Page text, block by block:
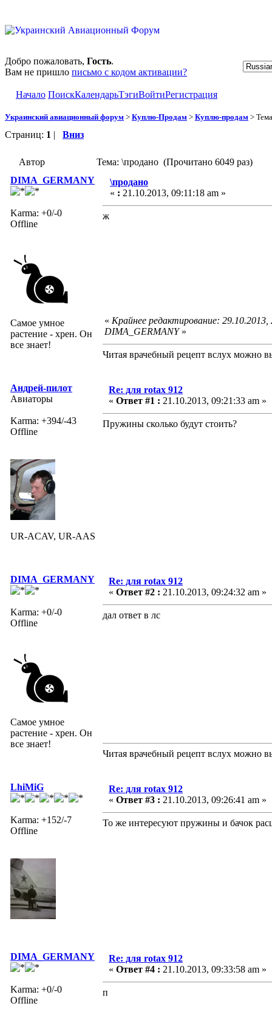
Добро пожаловать, Гость.
Вам не пришло письмо с кодом активации?
Начало ПоискКалендарьТэгиВойтиРегистрация
Украинский авиационный форум > Куплю-Продам > Куплю-продам >
Страниц: 1 | Вниз
Автор
Тема: \продано (Прочитано 6049 раз)
DIMA_GERMANY
Karma: +0/-0
Offline
Самое умное
растение - хрен. Он
все знает!
\продано
« : 21.10.2013, 09:11:18 am »
ж
« Крайнее редактирование:
DIMA_GERMANY»
Читая врачебный рецепт вслух можно
Андрей-пилот
Авиаторы
Karma: +394/-43
Offline
UR-ACAV, UR-AAS
Re: для rotax 912
« Ответ #1 : 21.10.2013, 09:21:33 am »
Пружины сколько будут стоить?
DIMA_GERMANY
Karma: +0/-0
Offline
Самое умное
растение - хрен. Он
все знает!
Re: для rotax 912
« Ответ #2 : 21.10.2013, 09:24:32 am »
дал ответ в лс
Читая врачебный рецепт вслух можно
LhiMiG
Karma: +152/-7
Offline
Re: для rotax 912
« Ответ #3 : 21.10.2013, 09:26:41 am »
То же интересуют пружины и бачок
DIMA_GERMANY
Karma: +0/-0
Offline
Re: для rotax 912
« Ответ #4 : 21.10.2013, 09:33:58 am »
п